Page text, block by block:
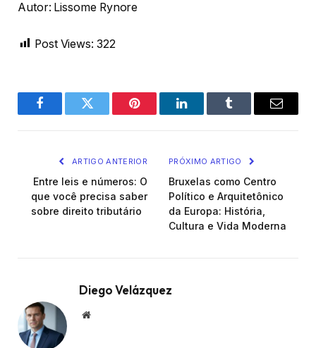
Autor: Lissome Rynore
Post Views: 322
FacebookTwitter Pinterest LinkedInTumblr Email
ARTIGO ANTERIOR
Entre leis e números: O
que você precisa saber
sobre direito tributário
PRÓXIMO ARTIGO
Bruxelas como Centro
Político e Arquitetônico
da Europa: História,
Cultura e Vida Moderna
Diego Velázquez
Website